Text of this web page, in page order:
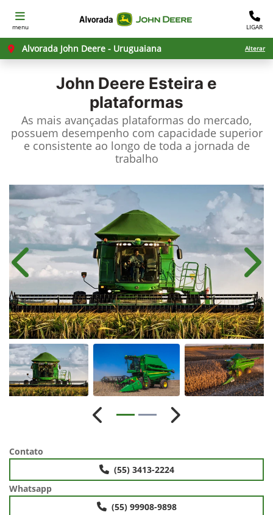
menu LIGAR
Alvorada John Deere - Uruguaiana Alterar
John Deere Esteira e
plataformas
As mais avançadas plataformas do mercado,
possuem desempenho com capacidade superior
e consistente ao longo de toda a jornada de
trabalho
Anterior
Anterior Próximo
Contato
(55) 3413-2224
Whatsapp
(55) 99908-9898